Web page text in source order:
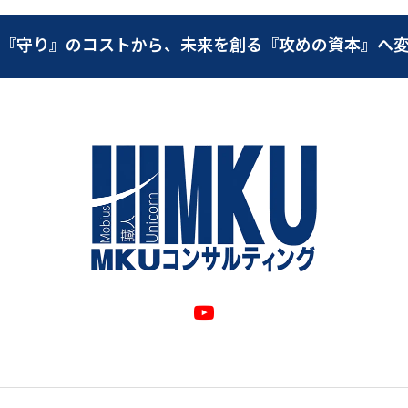
守り』のコストから、未来を創る『攻めの資本』へ